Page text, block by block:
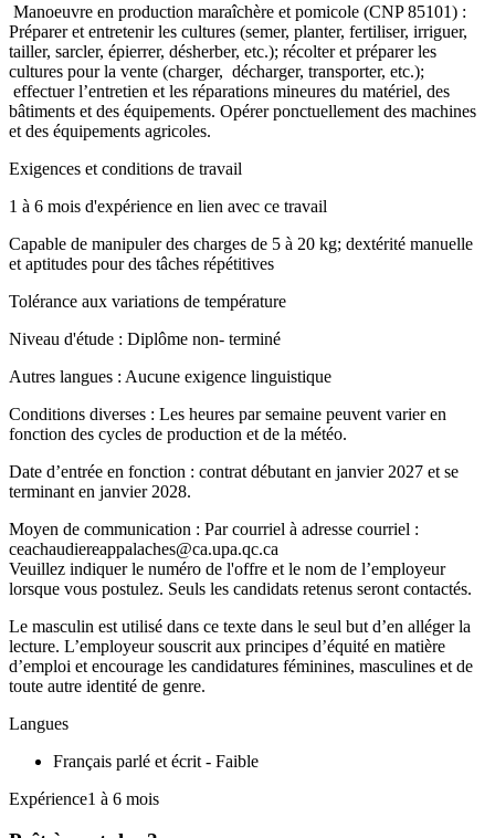
Manoeuvre en production maraîchère et pomicole (CNP 85101) :
Préparer et entretenir les cultures (semer, planter, fertiliser, irriguer,
tailler, sarcler, épierrer, désherber, etc.); récolter et préparer les
cultures pour la vente (charger, décharger, transporter, etc.);
effectuer l’entretien et les réparations mineures du matériel, des
bâtiments et des équipements. Opérer ponctuellement des machines
et des équipements agricoles.
Exigences et conditions de travail
1 à 6 mois d'expérience en lien avec ce travail
Capable de manipuler des charges de 5 à 20 kg; dextérité manuelle
et aptitudes pour des tâches répétitives
Tolérance aux variations de température
Niveau d'étude : Diplôme non- terminé
Autres langues : Aucune exigence linguistique
Conditions diverses : Les heures par semaine peuvent varier en
fonction des cycles de production et de la météo.
Date d’entrée en fonction : contrat débutant en janvier 2027 et se
terminant en janvier 2028.
Moyen de communication : Par courriel à adresse courriel :
ceachaudiereappalaches@ca.upa.qc.ca
Veuillez indiquer le numéro de l'offre et le nom de l’employeur
lorsque vous postulez. Seuls les candidats retenus seront contactés.
Le masculin est utilisé dans ce texte dans le seul but d’en alléger la
lecture. L’employeur souscrit aux principes d’équité en matière
d’emploi et encourage les candidatures féminines, masculines et de
toute autre identité de genre.
Langues
Français parlé et écrit - Faible
Expérience1 à 6 mois